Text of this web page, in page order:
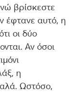
βρίσκεστε
έφτανε αυτό, η
οι δύο
Αν όσοι
η
Ωστόσο,